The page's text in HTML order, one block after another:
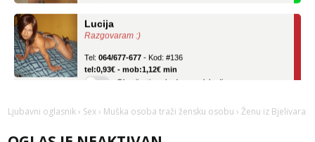
Razgovaram :)
tel:0,93€ - mob:1,12€ min
Obavijesti me kada se oslobodi
Čekam tvoj poziv!
Ljubavni oglasnik › Sex › Muška osoba traži žensku osobu › Ženu iz Bjelivara